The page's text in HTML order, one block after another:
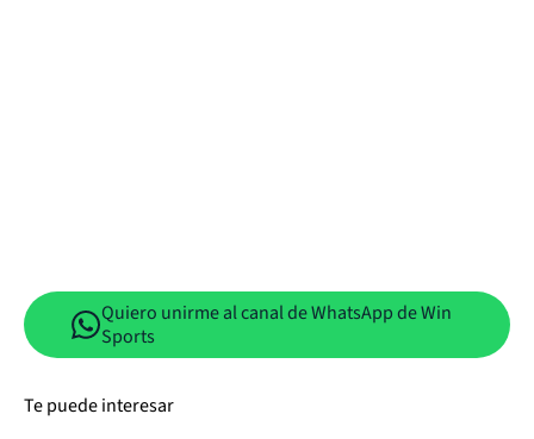
Quiero unirme al canal de WhatsApp de Win
Sports
Te puede interesar